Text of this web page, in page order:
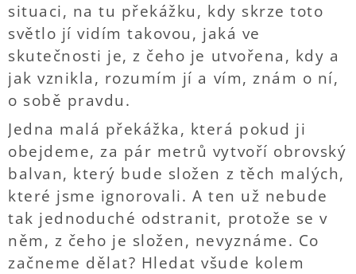
situaci, na tu překážku, kdy skrze toto
světlo jí vidím takovou, jaká ve
skutečnosti je, z čeho je utvořena, kdy a
jak vznikla, rozumím jí a vím, znám o ní,
o sobě pravdu.
Jedna malá překážka, která pokud ji
obejdeme, za pár metrů vytvoří obrovský
balvan, který bude složen z těch malých,
které jsme ignorovali. A ten už nebude
tak jednoduché odstranit, protože se v
něm, z čeho je složen, nevyznáme. Co
začneme dělat? Hledat všude kolem